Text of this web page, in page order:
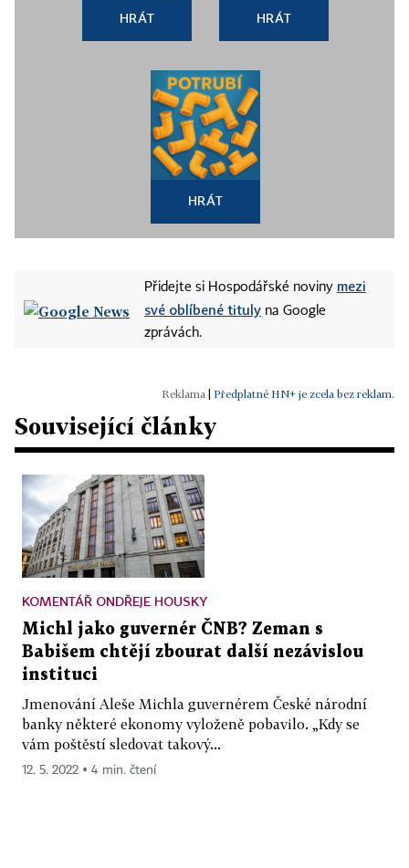
HRÁT HRÁT
HRÁT
Přidejte si Hospodářské noviny mezi
své oblíbené tituly na Google
zprávách.
Předplatné HN+ je zcela bez reklam.
Související články
KOMENTÁŘ ONDŘEJE HOUSKY
Michl jako guvernér ČNB? Zeman s
Babišem chtějí zbourat další nezávislou
instituci
Jmenování Aleše Michla guvernérem České národní
banky některé ekonomy vyloženě pobavilo. „Kdy se
vám poštěstí sledovat takový...
12. 5. 2022 ▪ 4 min. čtení